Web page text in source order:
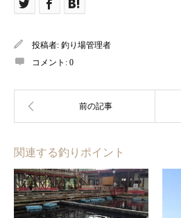
投稿者: 釣り場管理者
コメント: 0
関連する釣りポイント